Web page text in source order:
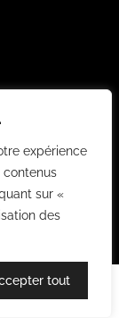
expérience
contenus
sur «
des
tout
une